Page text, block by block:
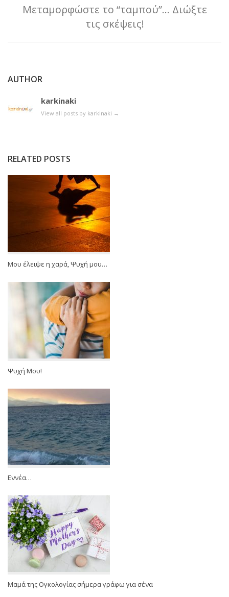
Μεταμορφώστε το “ταμπού”… Διώξτε
τις σκέψεις!
AUTHOR
karkinaki
View all posts by karkinaki →
RELATED POSTS
Μου έλειψε η χαρά, Ψυχή μου…
Ψυχή Μου!
Εννέα…
Μαμά της Ογκολογίας σήμερα γράφω για σένα